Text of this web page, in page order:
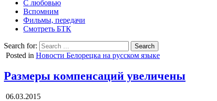
С любовью
Вспомним
Фильмы, передачи
Смотреть БТК
Search for:
Posted in Новости Белорецка на русском языке
Размеры компенсаций увеличены
06.03.2015